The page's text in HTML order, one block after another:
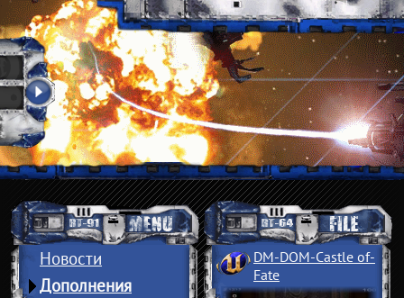
Новости
Дополнения
DM-DOM-Castle of­
Fate